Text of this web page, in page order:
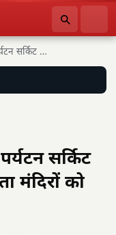
उत्तर प्रदेश में ‘शक्ति चक्र’ पर्यटन सर्किट की…
सर्किट
मंदिरों को